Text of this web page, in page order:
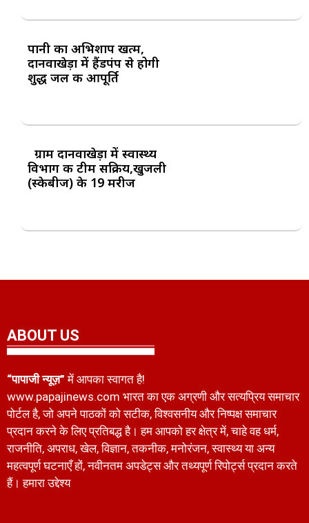
पानी का अभिशाप खत्म,
दानवाखेड़ा में हैंडपंप से होगी
शुद्ध जल की आपूर्ति
ग्राम दानवाखेड़ा में स्वास्थ्य
विभाग की टीम सक्रिय,खुजली
(स्केबीज) के 19 मरीज
ABOUT US
“पापाजी न्यूज़” में आपका स्वागत है!
www.papajinews.com भारत का एक अग्रणी और सत्यप्रिय समाचार
पोर्टल है, जो अपने पाठकों को सटीक, विश्वसनीय और निष्पक्ष समाचार
प्रदान करने के लिए प्रतिबद्ध है। हम आपको हर क्षेत्र में, चाहे वह धर्म,
राजनीति, अपराध, खेल, विज्ञान, तकनीक, मनोरंजन, स्वास्थ्य या अन्य
महत्वपूर्ण घटनाएँ हों, नवीनतम अपडेट्स और तथ्यपूर्ण रिपोर्ट्स प्रदान करते
हैं। हमारा उद्देश्य